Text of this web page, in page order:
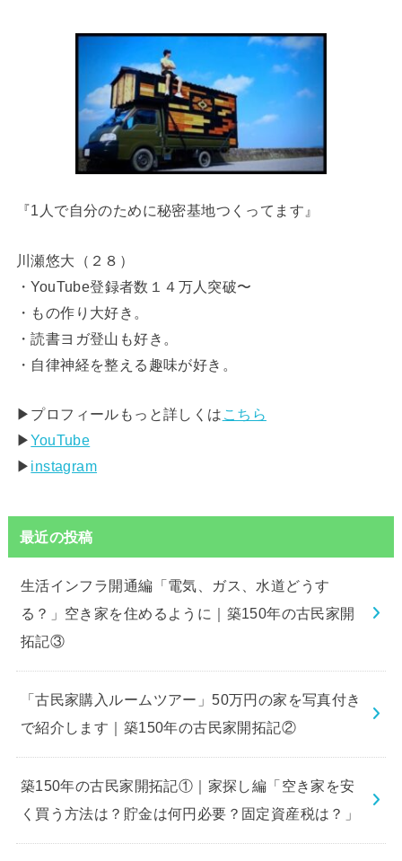
『1人で自分のために秘密基地つくってます』
川瀬悠大（２８）
・YouTube登録者数１４万人突破〜
・もの作り大好き。
・読書ヨガ登山も好き。
・自律神経を整える趣味が好き。
▶︎プロフィールもっと詳しくは こちら
▶︎YouTube
▶︎ instagram
最近の投稿
生活インフラ開通編「電気、ガス、水道どうす
る？」空き家を住めるように｜築150年の古民家開
拓記③
「古民家購入ルームツアー」50万円の家を写真付き
で紹介します｜築150年の古民家開拓記②
築150年の古民家開拓記①｜家探し編「空き家を安
く買う方法は？貯金は何円必要？固定資産税は？」